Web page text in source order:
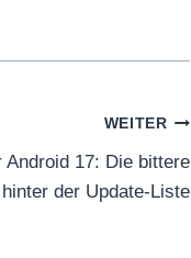
WEITER
Android 17: Die bittere
der Update-Liste